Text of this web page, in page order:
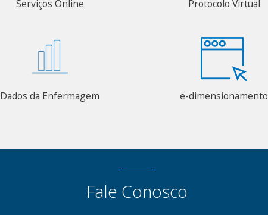
Serviços Online Protocolo Virtual
Dados da Enfermagem e-dimensionamento
Fale Conosco